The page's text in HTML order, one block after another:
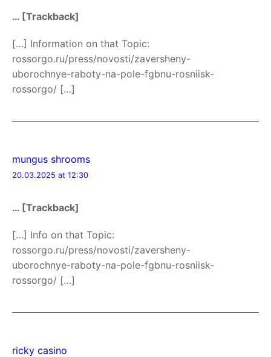
… [Trackback]
[…] Information on that Topic:
rossorgo.ru/press/novosti/zaversheny-
uborochnye-raboty-na-pole-fgbnu-rosniisk-
rossorgo/ […]
mungus shrooms
20.03.2025 at 12:30
… [Trackback]
[…] Info on that Topic:
rossorgo.ru/press/novosti/zaversheny-
uborochnye-raboty-na-pole-fgbnu-rosniisk-
rossorgo/ […]
ricky casino